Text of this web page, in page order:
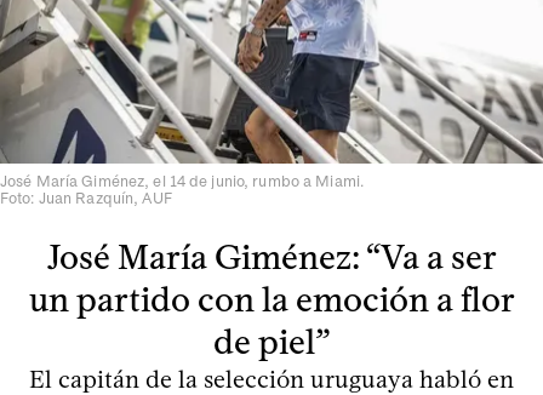
José María Giménez, el 14 de junio, rumbo a Miami.
Foto: Juan Razquín, AUF
José María Giménez: “Va a ser
un partido con la emoción a flor
de piel”
El capitán de la selección uruguaya habló en